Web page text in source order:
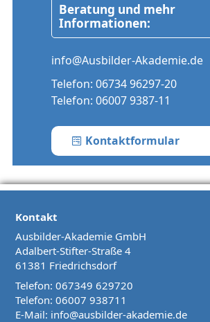
Beratung und mehr
Informationen:
info@Ausbilder-Akademie.de
Telefon: 06734 96297-20
Telefon: 06007 9387-11
Kontaktformular
Kontakt
Ausbilder-Akademie GmbH
Adalbert-Stifter-Straße 4
61381 Friedrichsdorf
Telefon: 067349 629720
Telefon: 06007 938711
E-Mail: info@ausbilder-akademie.de